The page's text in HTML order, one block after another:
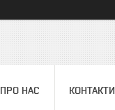
ПРО НАС КОНТАКТИ